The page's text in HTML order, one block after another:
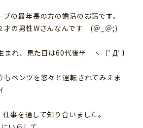
の最年長の方の婚活のお話です。
才の男性Wさんなんです (＠_＠;)
まれ、見た目は60代後半 ヽ〔ﾟДﾟ〕
もベンツを悠々と運転されてみえま
事を通して知り合いました。